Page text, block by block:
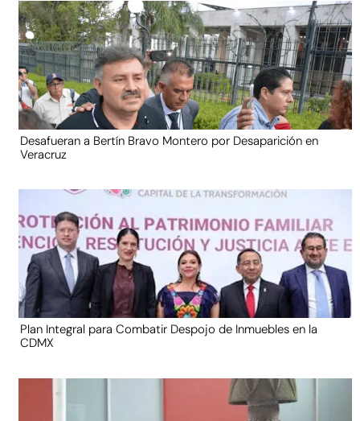
Desafueran a Bertín Bravo Montero por Desaparición en
Veracruz
Plan Integral para Combatir Despojo de Inmuebles en la
CDMX